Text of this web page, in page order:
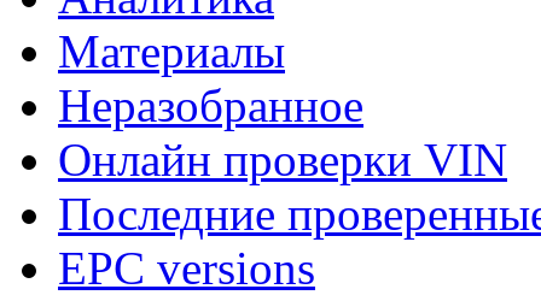
Материалы
Неразобранное
Онлайн проверки VIN
Последние
EPC versions